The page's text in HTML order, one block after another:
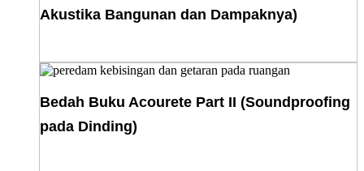
Akustika Bangunan dan Dampaknya)
Bedah Buku Acourete Part II (Soundproofing
pada Dinding)